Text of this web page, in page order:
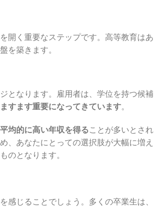
開く重要なステップです。高等教育はあ
を築きます。
となります。雇用者は、学位を持つ候補
ますます重要になってきています。
平均的に高い年収を得ることが多いとされ
、あなたにとっての選択肢が大幅に増え
ものとなります。
感じることでしょう。多くの卒業生は、